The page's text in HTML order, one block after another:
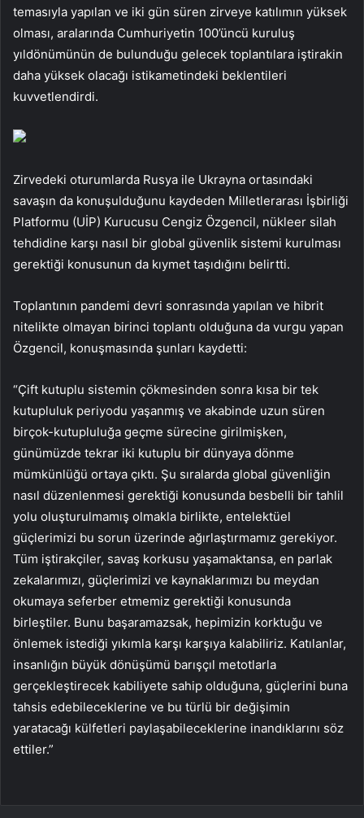
temasıyla yapılan ve iki gün süren zirveye katılımın yüksek
olması, aralarında Cumhuriyetin 100’üncü kuruluş
yıldönümünün de bulunduğu gelecek toplantılara iştirakin
daha yüksek olacağı istikametindeki beklentileri
kuvvetlendirdi.
Zirvedeki oturumlarda Rusya ile Ukrayna ortasındaki
savaşın da konuşulduğunu kaydeden Milletlerarası İşbirliği
Platformu (UİP) Kurucusu Cengiz Özgencil, nükleer silah
tehdidine karşı nasıl bir global güvenlik sistemi kurulması
gerektiği konusunun da kıymet taşıdığını belirtti.
Toplantının pandemi devri sonrasında yapılan ve hibrit
nitelikte olmayan birinci toplantı olduğuna da vurgu yapan
Özgencil, konuşmasında şunları kaydetti:
“Çift kutuplu sistemin çökmesinden sonra kısa bir tek
kutupluluk periyodu yaşanmış ve akabinde uzun süren
birçok-kutupluluğa geçme sürecine girilmişken,
günümüzde tekrar iki kutuplu bir dünyaya dönme
mümkünlüğü ortaya çıktı. Şu sıralarda global güvenliğin
nasıl düzenlenmesi gerektiği konusunda besbelli bir tahlil
yolu oluşturulmamış olmakla birlikte, entelektüel
güçlerimizi bu sorun üzerinde ağırlaştırmamız gerekiyor.
Tüm iştirakçiler, savaş korkusu yaşamaktansa, en parlak
zekalarımızı, güçlerimizi ve kaynaklarımızı bu meydan
okumaya seferber etmemiz gerektiği konusunda
birleştiler. Bunu başaramazsak, hepimizin korktuğu ve
önlemek istediği yıkımla karşı karşıya kalabiliriz. Katılanlar,
insanlığın büyük dönüşümü barışçıl metotlarla
gerçekleştirecek kabiliyete sahip olduğuna, güçlerini buna
tahsis edebileceklerine ve bu türlü bir değişimin
yaratacağı külfetleri paylaşabileceklerine inandıklarını söz
ettiler.”